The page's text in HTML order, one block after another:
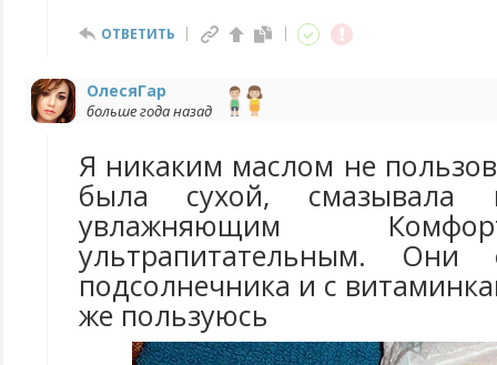
ОТВЕТИТЬ
ОлесяГар
больше года назад
Я никаким маслом не
была сухой, смазывала
увлажняющим
ультрапитательным.
подсолнечника и с
же пользуюсь